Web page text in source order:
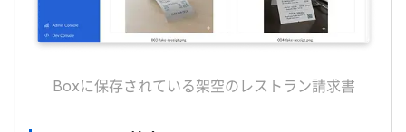
Boxに保存されている架空のレストラン請求書